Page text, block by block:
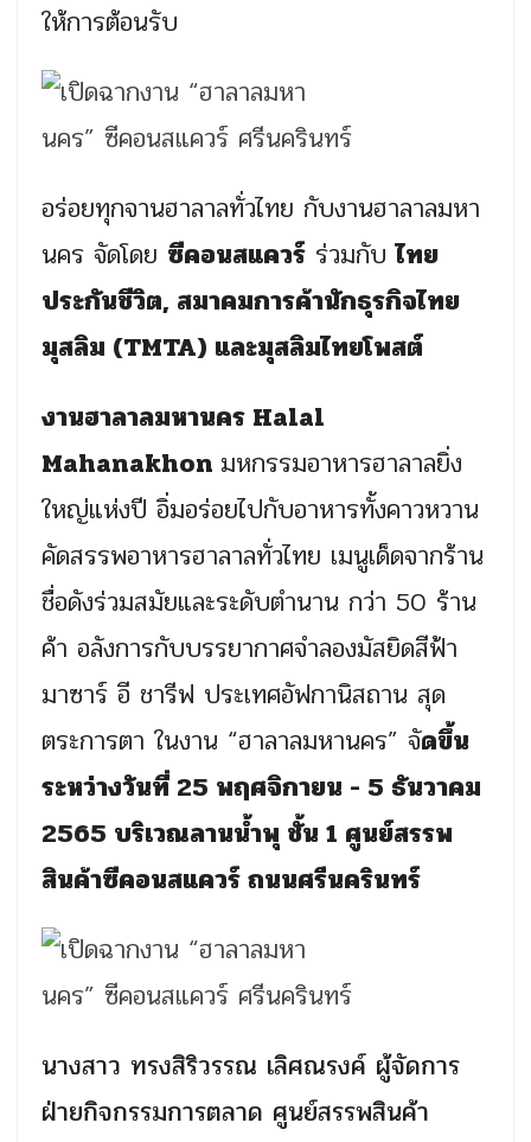
ให้การต้อนรับ
อร่อยทุกจานฮาลาลทั่วไทย กับงานฮาลาลมหา
นคร จัดโดย ซีคอนสแควร์ ร่วมกับไทย
ประกันชีวิต, สมาคมการค้านักธุรกิจไทย
มุสลิม (TMTA) และมุสลิมไทยโพสต์
งานฮาลาลมหานคร Halal
Mahanakhon มหกรรมอาหารฮาลาลยิ่ง
ใหญ่แห่งปี อิ่มอร่อยไปกับอาหารทั้งคาวหวาน
คัดสรรพอาหารฮาลาลทั่วไทย เมนูเด็ดจากร้าน
ชื่อดังร่วมสมัยและระดับตำนาน กว่า 50 ร้าน
ค้า อลังการกับบรรยากาศจำลองมัสยิดสีฟ้า
มาซาร์ อี ชารีฟ ประเทศอัฟกานิสถาน สุด
ตระการตา ในงาน “ฮาลาลมหานคร” จัดขึ้น
ระหว่างวันที่ 25 พฤศจิกายน - 5 ธันวาคม
2565 บริเวณลานน้ำพุ ชั้น 1 ศูนย์สรรพ
สินค้าซีคอนสแควร์ ถนนศรีนครินทร์
นางสาว ทรงสิริวรรณ เลิศณรงค์ ผู้จัดการ
ฝ่ายกิจกรรมการตลาด ศูนย์สรรพสินค้า